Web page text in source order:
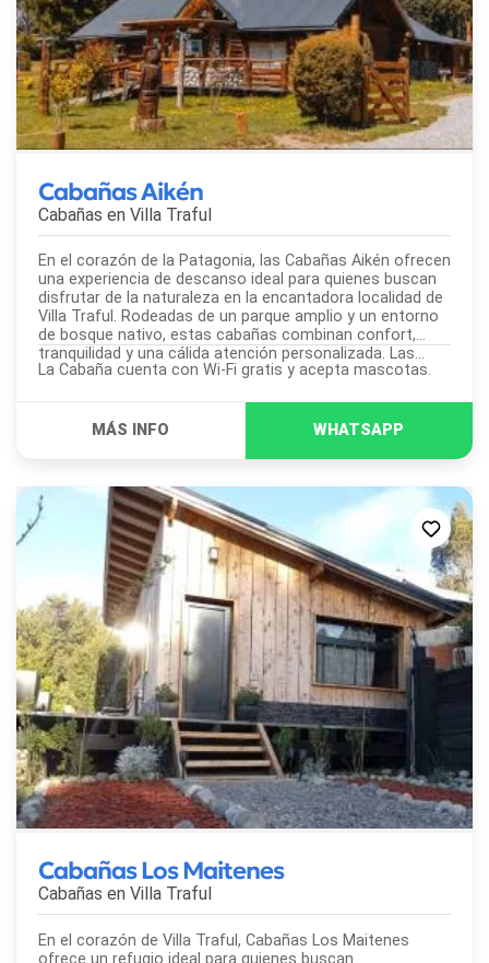
Cabañas Aikén
Cabañas en Villa Traful
En el corazón de la Patagonia, las Cabañas Aikén ofrecen
una experiencia de descanso ideal para quienes buscan
disfrutar de la naturaleza en la encantadora localidad de
Villa Traful. Rodeadas de un parque amplio y un entorno
de bosque nativo, estas cabañas combinan confort,
tranquilidad y una cálida atención personalizada. Las...
La Cabaña cuenta con Wi-Fi gratis y acepta mascotas.
Cabañas Los Maitenes
Cabañas en Villa Traful
En el corazón de Villa Traful, Cabañas Los Maitenes
ofrece un refugio ideal para quienes buscan